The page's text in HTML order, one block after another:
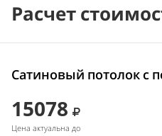
Расчет
Сатиновый потолок с
15078
Цена актуальна до